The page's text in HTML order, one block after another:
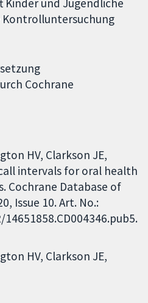
Kinder und Jugendliche
Cochrane
HV, Clarkson JE,
intervals for oral health
Cochrane Database of
Issue 10. Art. No.:
14651858.CD004346.pub5.
HV Clarkson JE